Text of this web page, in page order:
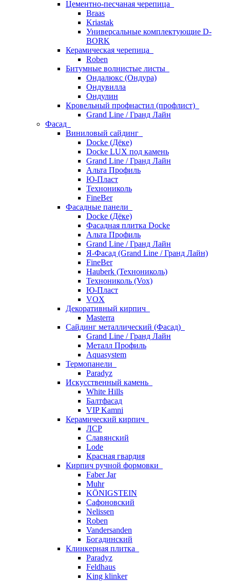
Цементно-песчаная черепица
Braas
Kriastak
Универсальные комплектующие D-
BORK
Керамическая черепица
Roben
Битумные волнистые листы
Ондалюкс (Ондура)
Ондувилла
Ондулин
Кровельный профнастил (профлист)
Grand Line / Гранд Лайн
Фасад
Виниловый сайдинг
Docke (Дёке)
Docke LUX под камень
Grand Line / Гранд Лайн
Альта Профиль
Ю-Пласт
Технониколь
FineBer
Фасадные панели
Docke (Дёке)
Фасадная плитка Docke
Альта Профиль
Grand Line / Гранд Лайн
Я-Фасад (Grand Line / Гранд Лайн)
FineBer
Hauberk (Технониколь)
Технониколь (Vox)
Ю-Пласт
VOX
Декоративный кирпич
Masterra
Сайдинг металлический (Фасад)
Grand Line / Гранд Лайн
Металл Профиль
Aquasystem
Термопанели
Paradyz
Искусственный камень
White Hills
Балтфасад
VIP Kamni
Керамический кирпич
ЛСР
Славянский
Lode
Красная гвардия
Кирпич ручной формовки
Faber Jar
Muhr
KÖNIGSTEIN
Сафоновский
Nelissen
Roben
Vandersanden
Богадинский
Клинкерная плитка
Paradyz
Feldhaus
King klinker